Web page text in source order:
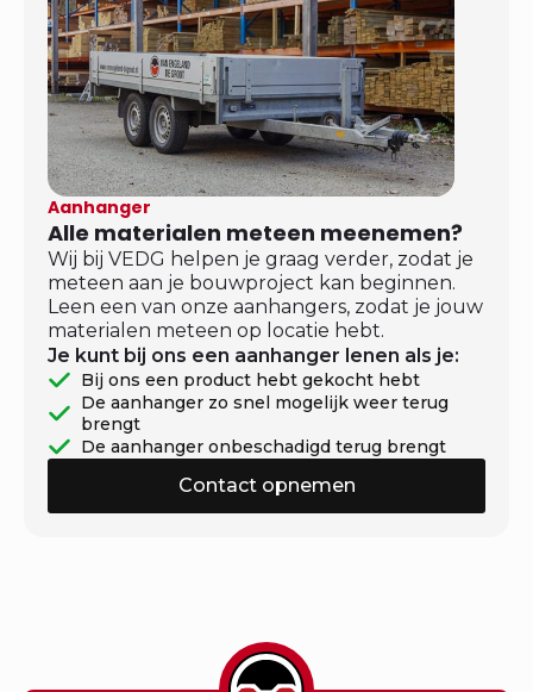
Aanhanger
Alle materialen meteen meenemen?
Wij bij VEDG helpen je graag verder, zodat je
meteen aan je bouwproject kan beginnen.
Leen een van onze aanhangers, zodat je jouw
materialen meteen op locatie hebt.
Je kunt bij ons een aanhanger lenen als je:
Bij ons een product hebt gekocht hebt
De aanhanger zo snel mogelijk weer terug
brengt
De aanhanger onbeschadigd terug brengt
Contact opnemen